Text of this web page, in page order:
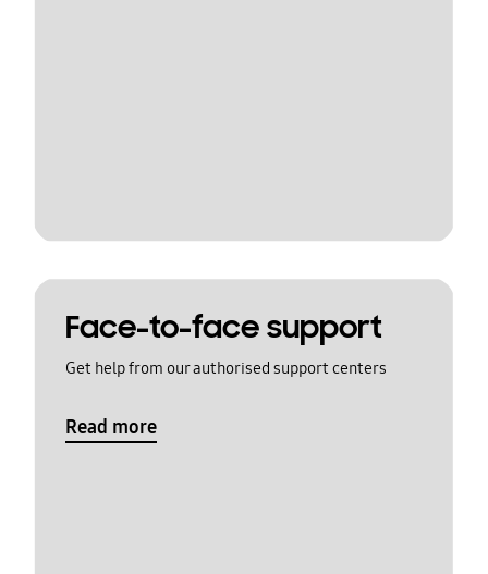
Face-to-face support
Get help from our authorised support centers
Read more